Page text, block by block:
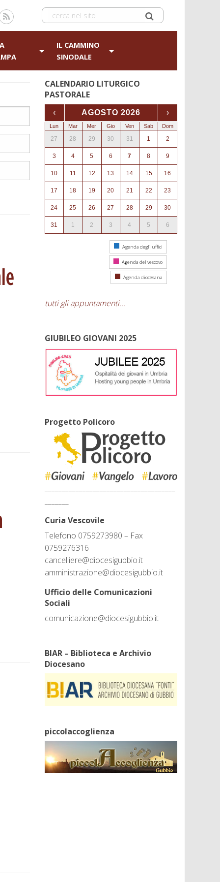
IL CAMMINO
SINODALE
CALENDARIO LITURGICO
PASTORALE
‹ AGOSTO 2026 ›
Lun Mar Mer Gio Ven Sab Dom
27 28 29 30 31 1 2
3 4 5 6 7 8 9
10 11 12 13 14 15 16
17 18 19 20 21 22 23
24 25 26 27 28 29 30
31 1 2 3 4 5 6
Agenda degli uffici
Agenda del vescovo
Agenda diocesana
tutti gli appuntamenti...
GIUBILEO GIOVANI 2025
Progetto Policoro
Curia Vescovile
Telefono 0759273980 – Fax
0759276316
cancelliere@diocesigubbio.it
amministrazione@diocesigubbio.it
Ufficio delle Comunicazioni
Sociali
comunicazione@diocesigubbio.it
BIAR – Biblioteca e Archivio
Diocesano
piccolaccoglienza